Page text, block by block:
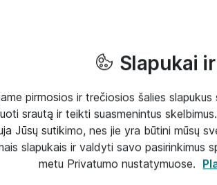
Slapukai
pirmosios ir trečiosios šalies
srautą ir teikti suasmenintus
Jūsų sutikimo, nes jie yra būtini mūsų
slapukais ir valdyti savo pasirinkimus
metu Privatumo nustatymuose.